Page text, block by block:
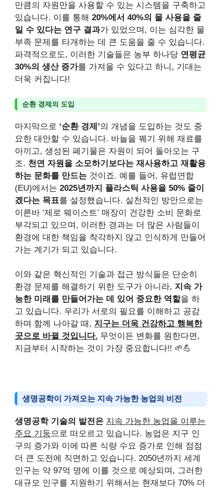
만큼의 자원만을 사용할 수 있는 시스템을 구축하고
있습니다. 이를 통해 20%에서 40%의 물 사용을 줄
일 수 있다는 연구 결과가 있었으며, 이는 심각한 물
부족 문제를 타개하는 데 큰 도움을 줄 수 있습니다.
파격적으로도, 이러한 기술들은 농부 하나당 연평균
30%의 생산 증가를 가져올 수 있다고 하니, 기대는
더욱 커집니다!
순환 경제의 도입
마지막으로 ‘순환 경제’의 개념을 도입하는 것도 중
요한 대안할 수 있습니다. 바늘을 꿰기 위해 재료를
아끼고, 생성된 폐기물은 자원이 되어 돌아오는 구
조. 천연 자원을 소모하기보다는 재사용하고 재활용
하는 문화를 만드는 것이죠. 예를 들어, 유럽연합
(EU)에서는 2025년까지 플라스틱 사용을 50% 줄이
겠다는 목표를 설정했습니다. 실천적인 방안으로는
이른바 ‘제로 웨이스트’ 매장이 건강한 소비 문화로
부각되고 있으며, 이러한 경과는 더 많은 사람들이
환경에 대한 책임을 착각하지 않고 인식하게 만들어
가는 계기가 되고 있습니다.
이와 같은 혁신적인 기술과 접근 방식들은 단순히
환경 문제를 해결하기 위한 도구가 아니라, 지속 가
능한 미래를 만들어가는 데 있어 중요한 역할을 하
고 있습니다. 우리가 서로의 필요를 이해하고 공감
하며 함께 나아갈 때, 지구는 더욱 건강하고 행복한
곳으로 바뀔 것입니다. 무엇이든 변화를 원한다면,
지금부터 시작하는 것이 가장 중요합니다!! 🌱💪
생명공학이 가져오는 지속 가능한 농업의 비전
생명공학 기술의 발전은 지속 가능한 농업을 이루는
주요 기둥으로 떠오르고 있습니다. 농업은 지구 인
구의 증가와 이에 따른 식량 수요 증가로 인해 점점
더 큰 도전에 직면하고 있습니다. 2050년까지 세계
인구는 약 97억 명에 이를 것으로 예상되며, 그러한
대규모 인구를 지원하기 위해서는 현재보다 70% 더